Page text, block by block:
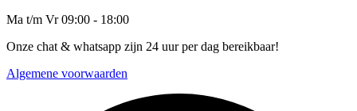
Ma t/m Vr 09:00 - 18:00
Onze chat & whatsapp zijn 24 uur per dag bereikbaar!
Algemene voorwaarden